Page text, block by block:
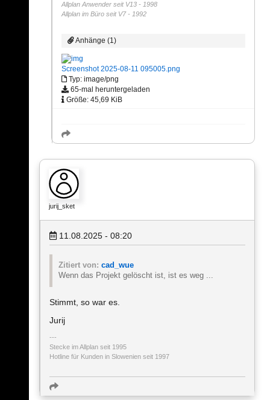
Allplan Anwender seit V13 - 1998
Allplan im Büro seit V7 - 1992
Anhänge (1)
Screenshot 2025-08-11 095005.png
Typ: image/png
65-mal heruntergeladen
Größe: 45,69 KiB
jurij_sket
11.08.2025 - 08:20
Zitiert von: cad_wue
Wenn das Projekt gelöscht ist, ist es weg ...
Stimmt, so war es.
Jurij
Stecke im Allplan seit 1995
Hotline für Kunden in Slowenien seit 1997